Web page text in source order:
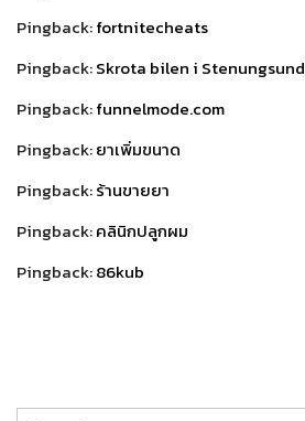
Pingback:fortnitecheats
Pingback:Skrota bilen i Stenungsund
Pingback:funnelmode.com
Pingback:ยาเพิ่มขนาด
Pingback:ร้านขายยา
Pingback:คลินิกปลูกผม
Pingback:86kub